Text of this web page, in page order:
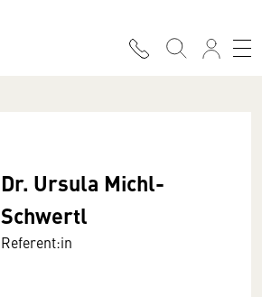
Dr. Ursula Michl-
Schwertl
Referent:in